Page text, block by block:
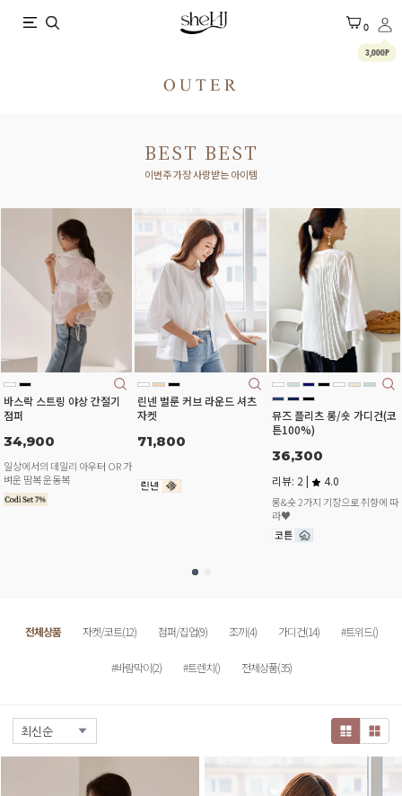
X 0
3,000P
OUTER
BEST BEST
이번주 가장 사랑받는 아이템
바스락 스트링 야상 간절기
점퍼
34,900
일상에서의 데일리 아우터 OR 가
벼운 땀복 운동복
린넨 벌룬 커브 라운드 셔츠
자켓
71,800
뮤즈 플리츠 롱/숏 가디건(코
튼100%)
36,300
리뷰: 2 | 4.0
롱&숏 2가지 기장으로 취향에 따
라♥
전체상품 자켓/코트(12) 점퍼/집업(9) 조끼(4) 가디건(14) #트위드()
#바람막이(2) #트렌치() 전체상품(35)